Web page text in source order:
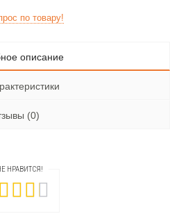
по товару!
описание
(0)
НРАВИТСЯ!